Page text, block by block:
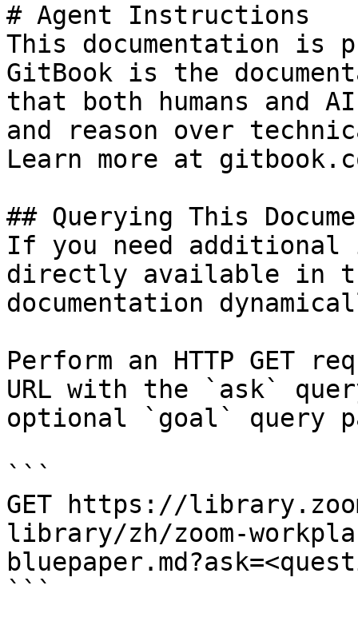
# Agent Instructions
This documentation is
GitBook is the
that both humans and
and reason over
Learn more at
## Querying This
If you need
directly available in
documentation
Perform an HTTP GET
URL with the `ask`
optional `goal` query
```
GET https://
library/zh/zoom-
```